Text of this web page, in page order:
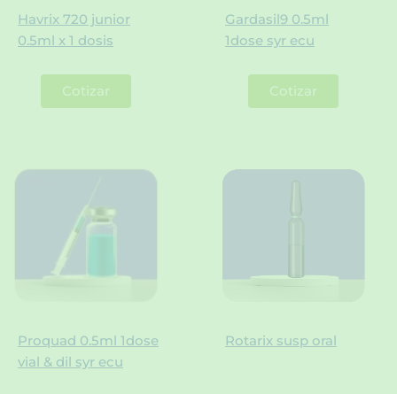
Havrix 720 junior
0.5ml x 1 dosis
Cotizar
Gardasil9 0.5ml
1dose syr ecu
Cotizar
Proquad 0.5ml 1dose
vial & dil syr ecu
Rotarix susp oral